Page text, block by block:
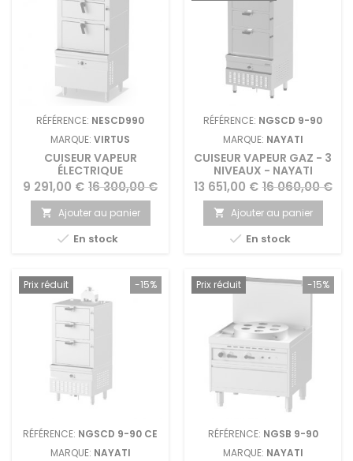
RÉFÉRENCE: NESCD990
MARQUE: VIRTUS
CUISEUR VAPEUR
ÉLECTRIQUE
PROFESSIONNEL AVEC
VENTILATEUR À TROIS
PONTS
Prix
9 291,00 € Prix
de
base
16 300,00 €
 Ajouter au panier
 En stock
RÉFÉRENCE: NGSCD 9-90
MARQUE: NAYATI
CUISEUR VAPEUR GAZ - 3
NIVEAUX - NAYATI
Prix
13 651,00 € Prix
de
base
16 060,00 €
 Ajouter au panier
 En stock
-15%
Prix réduit
RÉFÉRENCE: NGSCD 9-90 CE
MARQUE: NAYATI
-15%
Prix réduit
RÉFÉRENCE: NGSB 9-90
MARQUE: NAYATI